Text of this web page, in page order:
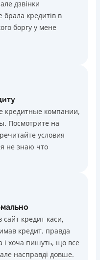
дзвінки
кредитів в
боргу у мене
кредитные компании,
Посмотрите на
условия
я не знаю что
сайт кредит каси,
кредит. правда
і хоча пишуть, що все
насправді довше.